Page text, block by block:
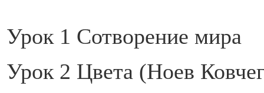
Урок 1 Сотворение мира
Урок 2 Цвета (Ноев